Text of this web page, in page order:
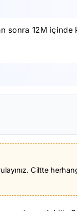
sonra 12M
Ciltte